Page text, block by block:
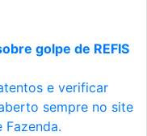
golpe de REFIS
e verificar
sempre no site